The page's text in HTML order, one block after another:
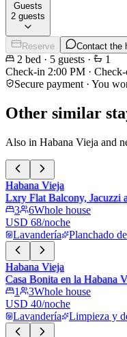
Guests
2 guests
Reserve Contact the
2 bed · 5 guests ·
1
Check-in 2:00 PM ·
Secure payment · You
Other similar
Also in Habana Vieja and
Habana Vieja
Lxry Flat Balcony, Jacuzzi
3
6Whole house
USD 68/noche
Lavandería
Planchado
Habana Vieja
Casa Bonita en la Habana
1
3Whole house
USD 40/noche
Lavandería
Limpieza y